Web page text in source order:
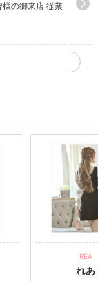
の御来店 従業
様限定 60分セ
御客様限定
様限定 60分セ
の御来店 従業
トニュース一覧を見る
REA
れあ